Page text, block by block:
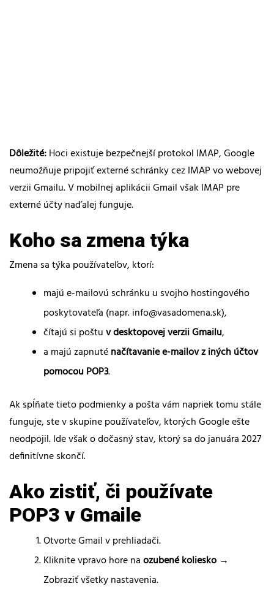
Dôležité:Hoci existuje bezpečnejší protokol IMAP, Google
neumožňuje pripojiť externé schránky cez IMAP vo webovej
verzii Gmailu. V mobilnej aplikácii Gmail však IMAP pre
externé účty naďalej funguje.
Koho sa zmena týka
Zmena sa týka používateľov, ktorí:
majú e-mailovú schránku u svojho hostingového
poskytovateľa (napr. info@vasadomena.sk),
čítajú si poštuv desktopovej verzii Gmailu,
a majú zapnuténačítavanie e-mailov z iných účtov
pomocou POP3.
Ak spĺňate tieto podmienky a pošta vám napriek tomu stále
funguje, ste v skupine používateľov, ktorých Google ešte
neodpojil. Ide však o dočasný stav, ktorý sa do januára 2027
definitívne skončí.
Ako zistiť, či používate
POP3 v Gmaile
Otvorte Gmail v prehliadači.
Kliknite vpravo hore naozubené koliesko →
Zobraziť všetky nastavenia.